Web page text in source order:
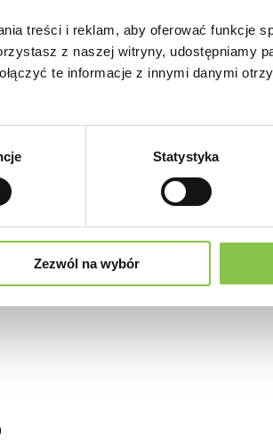
treści i reklam, aby oferować funkcje
z naszej witryny, udostępniamy
te informacje z innymi danymi
Statystyka
Zezwól na wybór
może przenieść się na mózg płodu.
wykazuje nieprawidłowe funkcjonowanie u
może wpływać na pamięć i
Wiadomo, że marihuana ma
i może zmieniać częstość akcji serca
piersią. Niezależnie od tego, czy jest
rozwijającego się dziecka.
(THC). Te chemikalia
może powodować szereg problemów, w
wagi przed urodzeniem).